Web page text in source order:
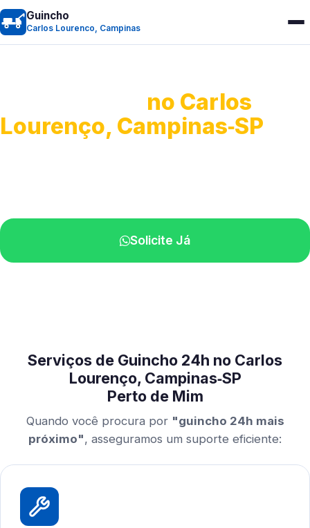
Guincho
Carlos Lourenco, Campinas
no Carlos
Lourenço, Campinas‑SP
Solicite Já
Serviços de Guincho 24h no Carlos
Lourenço, Campinas‑SP
Perto de Mim
Quando você procura por "guincho 24h mais
próximo", asseguramos um suporte eficiente: